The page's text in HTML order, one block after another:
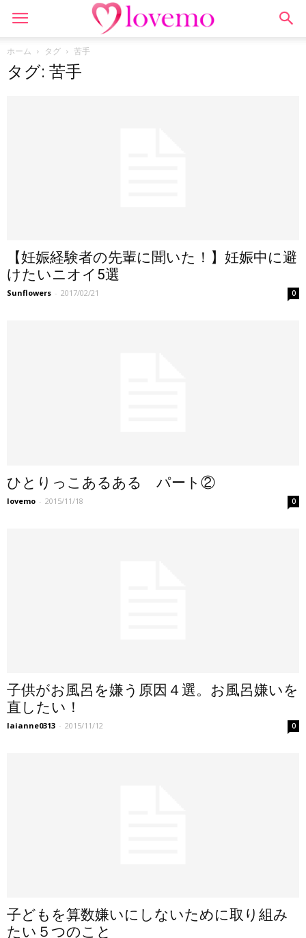
ホーム タグ 苦手
タグ: 苦手
【妊娠経験者の先輩に聞いた！】妊娠中に避
けたいニオイ5選
Sunflowers - 2017/02/21 0
ひとりっこあるある パート②
lovemo - 2015/11/18 0
子供がお風呂を嫌う原因４選。お風呂嫌いを
直したい！
laianne0313 - 2015/11/12 0
子どもを算数嫌いにしないために取り組み
たい５つのこと